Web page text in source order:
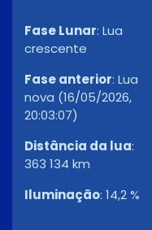
Fase Lunar: Lua
crescente
Fase anterior: Lua
nova (16/05/2026,
20:03:07)
Distância da lua:
363 134 km
Iluminação: 14,2 %